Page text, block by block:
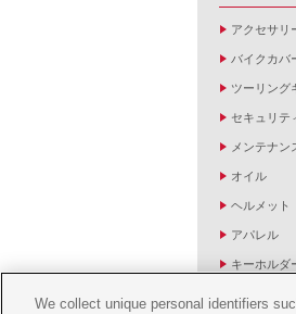
アクセサリ
バイクカバ
ツーリング
セキュリテ
メンテナン
オイル
ヘルメット
アパレル
キーホルダ
We collect unique personal identifiers